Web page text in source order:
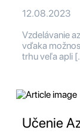
12.08.2023
Vzdelávanie
vďaka
trhu veľa apli
Učenie